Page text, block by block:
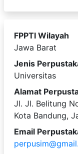
FPPTI Wilayah
Jawa Barat
Jenis
Universitas
Alamat
Jl. Jl. Belitung
Kota Bandung,
Email